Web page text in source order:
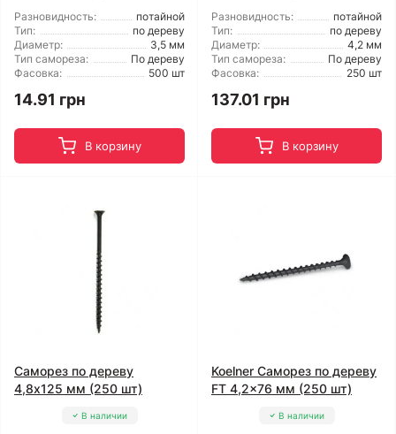
Разновидность:
потайной
Тип:
по дереву
Диаметр:
3,5 мм
Тип самореза:
По дереву
Фасовка:
500 шт
14.91 грн
В корзину
Разновидность:
потайной
Тип:
по дереву
Диаметр:
4,2 мм
Тип самореза:
По дереву
Фасовка:
250 шт
137.01 грн
В корзину
Саморез по дереву
4,8x125 мм (250 шт)
В наличии
Koelner Саморез по дереву
FT 4,2x76 мм (250 шт)
В наличии